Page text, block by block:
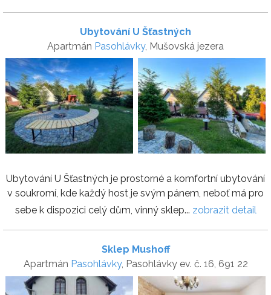
Ubytování U Šťastných
Apartmán Pasohlávky, Mušovská jezera
Ubytování U Šťastných je prostorné a komfortní ubytování
v soukromí, kde každý host je svým pánem, neboť má pro
sebe k dispozici celý dům, vinný sklep... zobrazit detail
Sklep Mushoff
Apartmán Pasohlávky, Pasohlávky ev. č. 16, 691 22